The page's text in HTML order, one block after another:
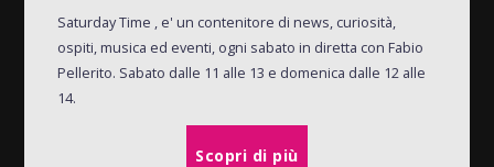
Saturday Time , e' un contenitore di news, curiosità,
ospiti, musica ed eventi, ogni sabato in diretta con Fabio
Pellerito. Sabato dalle 11 alle 13 e domenica dalle 12 alle
14.
Scopri di più